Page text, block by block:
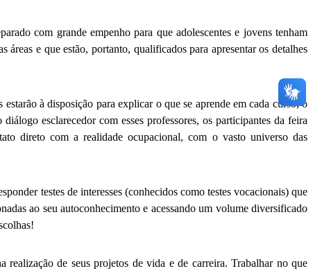
com grande empenho para que adolescentes e jovens tenham
áreas e que estão, portanto, qualificados para apresentar os detalhes
à disposição para explicar o que se aprende em cada curso, o
esclarecedor com esses professores, os participantes da feira
direto com a realidade ocupacional, com o vasto universo das
testes de interesses (conhecidos como testes vocacionais) que
ao seu autoconhecimento e acessando um volume diversificado
realização de seus projetos de vida e de carreira. Trabalhar no que